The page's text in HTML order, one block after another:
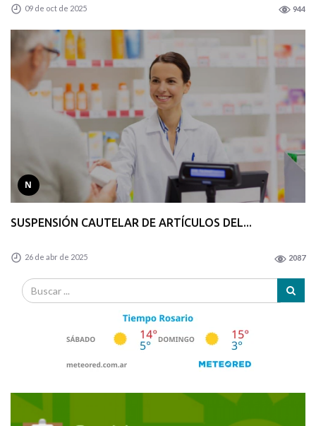
09 de oct de 2025 944
N
SUSPENSIÓN CAUTELAR DE ARTÍCULOS DEL...
26 de abr de 2025 2087